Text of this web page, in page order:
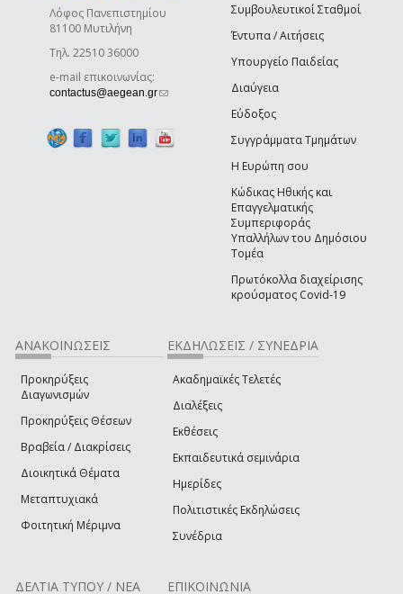
Λόφος Πανεπιστημίου
81100 Μυτιλήνη
Τηλ. 22510 36000
e-mail επικοινωνίας:
contactus@aegean.gr(link sends e-mail)
Συμβουλευτικοί Σταθμοί
Έντυπα / Αιτήσεις
Υπουργείο Παιδείας
Διαύγεια
Εύδοξος
Συγγράμματα Τμημάτων
Η Ευρώπη σου
Κώδικας Ηθικής και
Επαγγελματικής
Συμπεριφοράς
Υπαλλήλων του Δημόσιου
Τομέα
Πρωτόκολλα διαχείρισης
κρούσματος Covid-19
ΑΝΑΚΟΙΝΩΣΕΙΣ
Προκηρύξεις
Διαγωνισμών
Προκηρύξεις Θέσεων
Βραβεία / Διακρίσεις
Διοικητικά Θέματα
Μεταπτυχιακά
Φοιτητική Μέριμνα
ΕΚΔΗΛΩΣΕΙΣ / ΣΥΝΕΔΡΙΑ
Ακαδημαϊκές Τελετές
Διαλέξεις
Εκθέσεις
Εκπαιδευτικά σεμινάρια
Ημερίδες
Πολιτιστικές Εκδηλώσεις
Συνέδρια
ΔΕΛΤΙΑ ΤΥΠΟΥ / ΝΕΑ ΕΠΙΚΟΙΝΩΝΙΑ